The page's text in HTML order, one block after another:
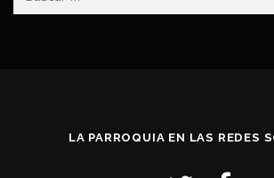
LA PARROQUIA EN LAS REDES